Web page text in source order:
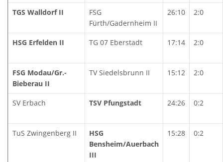
TGS Walldorf II
FSG
Fürth/Gadernheim II
26:10 2:0
HSG Erfelden II TG 07 Eberstadt 17:14 2:0
FSG Modau/Gr.-
Bieberau II
TV Siedelsbrunn II 15:12 2:0
SV Erbach TSV Pfungstadt 24:26 0:2
TuS Zwingenberg II
HSG
Bensheim/Auerbach
III
15:28 0:2